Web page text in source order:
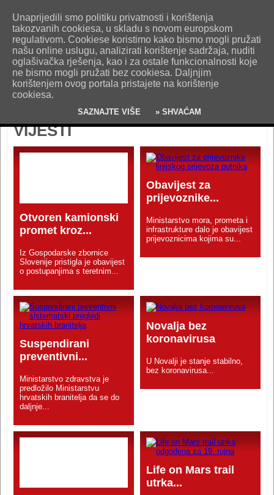
O nama Kontakt Oglašavanje Impresum
Uvjeti korištenja
Pošaljite nam vijest!
VIJESTI
Otvoren kamionski
promet kroz...
Iz Gospodarske zbornice
Slovenije pristigla je obavijest
o postupanjima s teretnim...
Obavijest za
prijevoznike...
Ministarstvo mora, prometa i
infrastrukture dalo je obavijest
prijevoznicima kojima su...
Suspendirani
preventivni...
Ministarstvo zdravstva je
predložilo Ministarstvu
hrvatskih branitelja da se do
daljnje...
Novalja bez
koronavirusa
U Novalji je stanje stabilno,
bez koronavirusa...
Life on Mars trail
utrka...
Unaprijedili smo politiku privatnosti i korištenja
takozvanih cookiesa, u skladu s novom europskom
regulativom. Cookiese koristimo kako bismo mogli pružati
našu online uslugu, analizirati korištenje sadržaja, nuditi
oglašivačka rješenja, kao i za ostale funkcionalnosti koje
ne bismo mogli pružati bez cookiesa. Daljnjim
korištenjem ovog portala pristajete na korištenje
cookiesa.
SAZNAJTE VIŠE » SHVAĆAM